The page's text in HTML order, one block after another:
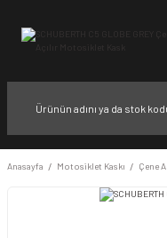
Anasayfa Motosiklet Kaskı Çene